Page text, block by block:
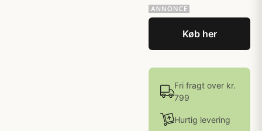
Køb her
Fri fragt over kr.
799
Hurtig levering